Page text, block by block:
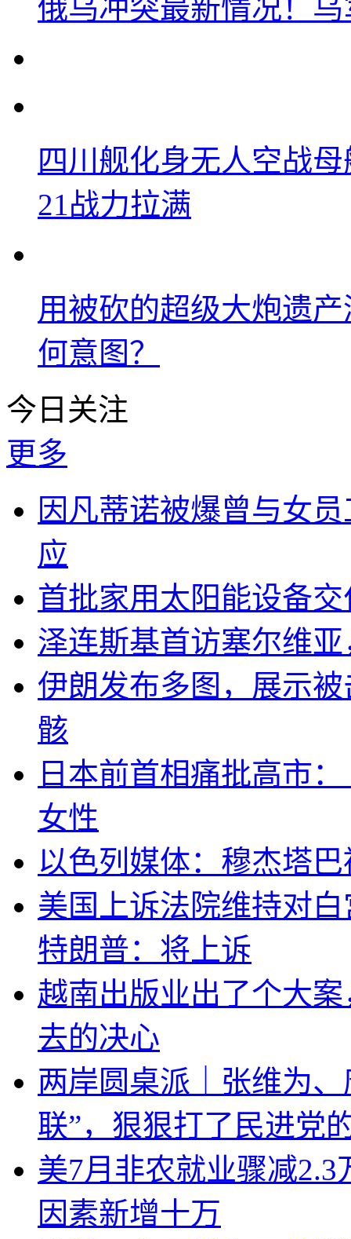
俄乌冲突最新情况！
四川舰化身无人空战
21战力拉满
用被砍的超级大炮遗
何意图？
今日关注
更多
因凡蒂诺被爆曾与女
应
首批家用太阳能设备
泽连斯基首访塞尔维
伊朗发布多图，展示
骸
日本前首相痛批高市
女性
以色列媒体：穆杰塔
美国上诉法院维持对
特朗普：将上诉
越南出版业出了个大
去的决心
两岸圆桌派｜张维为
联”，狠狠打了民进党
美7月非农就业骤减
因素新增十万